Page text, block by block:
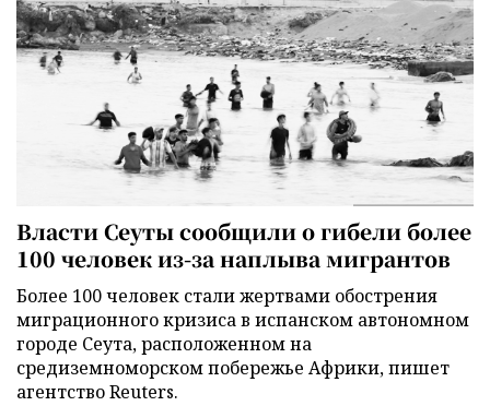
Власти Сеуты сообщили о гибели более
100 человек из-за наплыва мигрантов
Более 100 человек стали жертвами обострения
миграционного кризиса в испанском автономном
городе Сеута, расположенном на
средиземноморском побережье Африки, пишет
агентство Reuters.